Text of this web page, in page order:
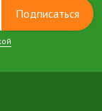
Подписаться